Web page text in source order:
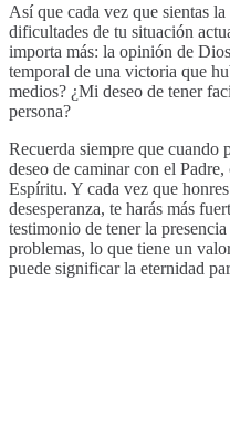
Así que cada vez que sientas
dificultades de tu situación
importa más: la opinión de
temporal de una victoria que
medios? ¿Mi deseo de tener
persona?
Recuerda siempre que cuando
deseo de caminar con el
Espíritu. Y cada vez que
desesperanza, te harás más
testimonio de tener la
problemas, lo que tiene un
puede significar la eternidad